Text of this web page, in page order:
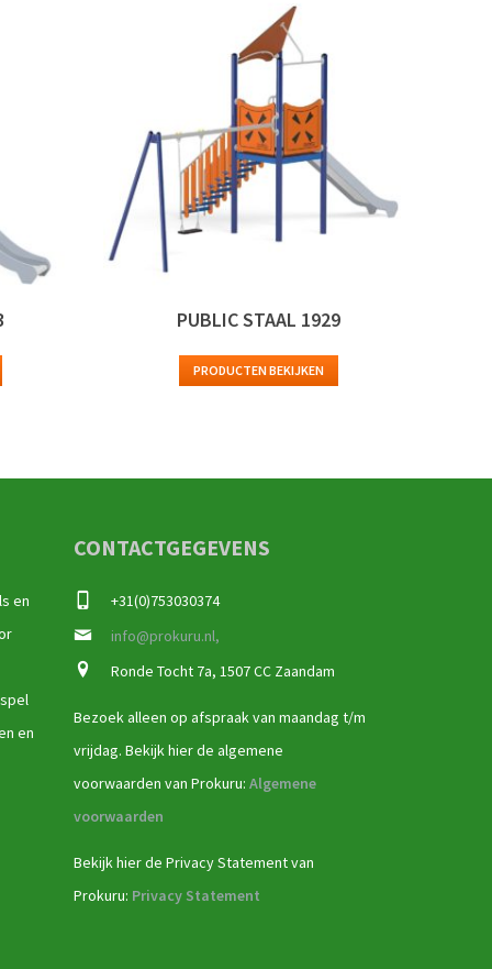
PUBLIC STAAL 1929
PRODUCTEN BEKIJKEN
en
en
CONTACTGEGEVENS
+31(0)753030374
info@prokuru.nl,
Ronde Tocht 7a, 1507 CC Zaandam
Bezoek alleen op afspraak van maandag t/m
vrijdag. Bekijk hier de algemene
voorwaarden van Prokuru: Algemene
voorwaarden
Bekijk hier de Privacy Statement van
Prokuru: Privacy Statement